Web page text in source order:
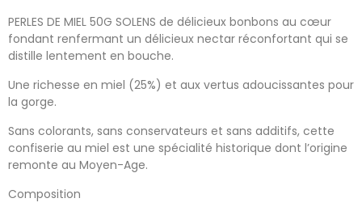
PERLES DE MIEL 50G SOLENS de délicieux bonbons au cœur
fondant renfermant un délicieux nectar réconfortant qui se
distille lentement en bouche.
Une richesse en miel (25%) et aux vertus adoucissantes pour
la gorge.
Sans colorants, sans conservateurs et sans additifs, cette
confiserie au miel est une spécialité historique dont l’origine
remonte au Moyen-Age.
Composition